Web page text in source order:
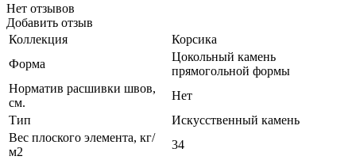
Нет отзывов
Добавить отзыв
Коллекция
Корсика
Форма
Цокольный камень
прямогольной формы
Норматив расшивки швов,
см.
Нет
Тип
Искусственный камень
Вес плоского элемента, кг/
м2
34